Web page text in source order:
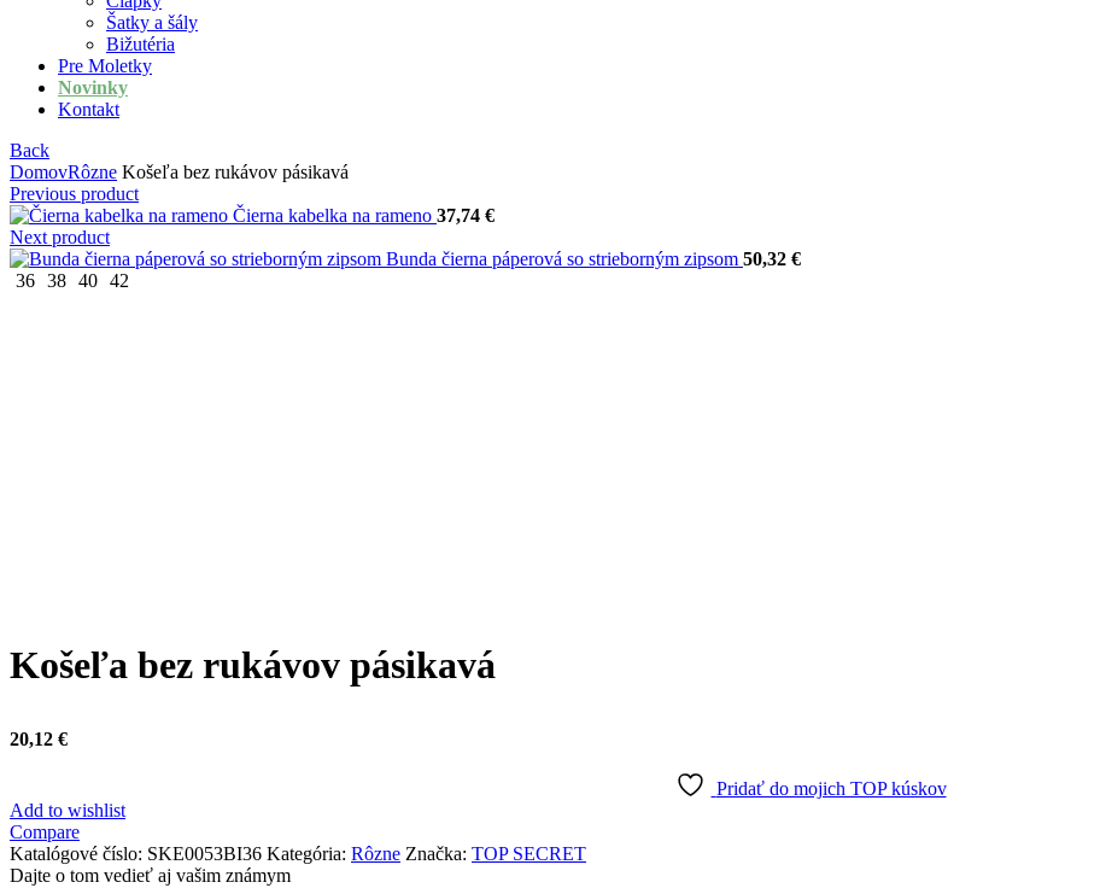
Šatky a šály
Bižutéria
Pre Moletky
Novinky
Kontakt
Back
DomovRôzne Košeľa bez rukávov pásikavá
Previous product
Čierna kabelka na rameno 37,74 €
Next product
Bunda čierna páperová so strieborným zipsom 50,32 €
36 38 40 42
Košeľa bez rukávov pásikavá
20,12 €
Pridať do mojich TOP kúskov
Add to wishlist
Compare
Katalógové číslo: SKE0053BI36 Kategória: Rôzne Značka: TOP SECRET
Dajte o tom vedieť aj vašim známym